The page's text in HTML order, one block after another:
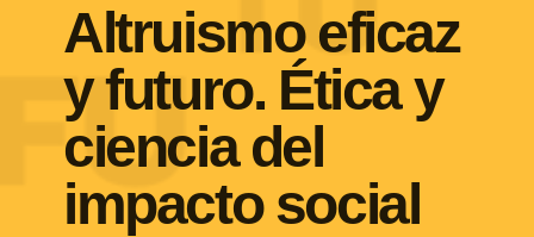
Altruismo eficaz
y futuro. Ética y
ciencia del
impacto social